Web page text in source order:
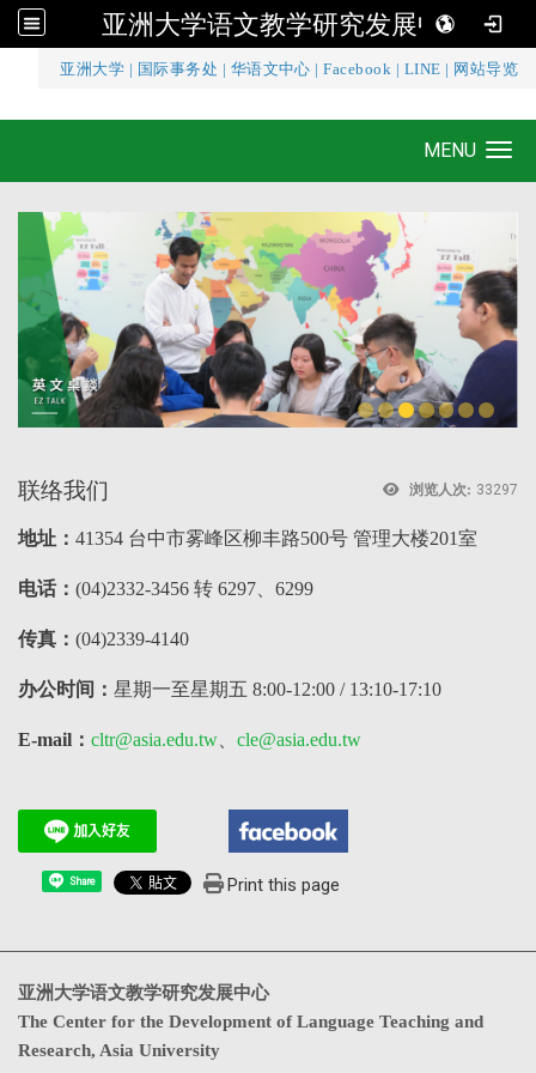
亚洲大学语文教学研究发展中心
亚洲大学 国际事务处 华语文中心 |Facebook LINE 网站导览
亚洲大学语文教学研究发展中心
MENU
浏览人次: 33297
联络我们
地址： 41354 台中市雾峰区柳丰路500号 管理大楼201室
电话： (04)2332-3456 转 6297、6299
传真： (04)2339-4140
办公时间： 星期一至星期五 8:00-12:00 / 13:10-17:10
E-mail： cltr@asia.edu.tw cle@asia.edu.tw
Share Print this page
亚洲大学语文教学研究发展中心
The Center for the Development of Language Teaching and
Research, Asia University